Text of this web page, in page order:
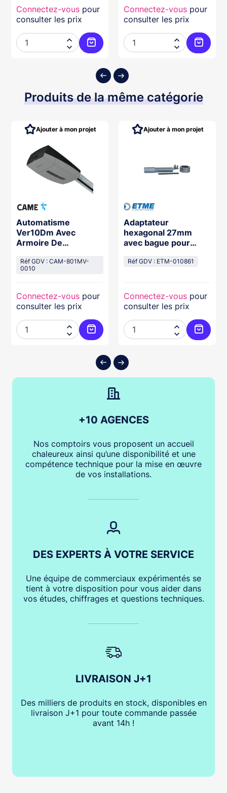
au panier
Connectez-vous pour
consulter les prix


Ajouter au panier
Connectez-vous pour
consulter les prix


Produits de la même catégorie
au panier
Automatisme
Ver10Dm Avec
Armoire De
Encodeur Pour P
Réf GDV : CAM-801MV-
0010
Connectez-vous pour
consulter les prix


Ajouter au panier
Ajouter à mon projet
Adaptateur
hexagonal 27mm
avec bague pour
motoréducteur d'axe
Réf GDV : ETM-010861
Connectez-vous pour
consulter les prix


Ajouter à mon projet
+10 AGENCES
Nos comptoirs vous proposent un accueil
chaleureux ainsi qu’une disponibilité et une
compétence technique pour la mise en œuvre
de vos installations.
DES EXPERTS À VOTRE SERVICE
Une équipe de commerciaux expérimentés se
tient à votre disposition pour vous aider dans
vos études, chiffrages et questions techniques.
LIVRAISON J+1
Des milliers de produits en stock, disponibles en
livraison J+1 pour toute commande passée
avant 14h !